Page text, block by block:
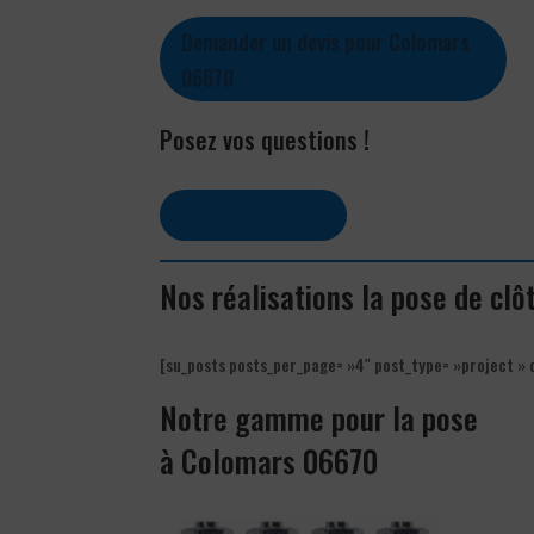
Posez vos questions !
Nos réalisations la pose de
[su_posts posts_per_page= »4″ post_type= »project
Notre gamme pour la pose
à Colomars 06670